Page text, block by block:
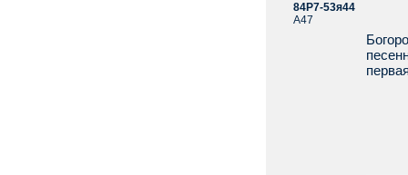
84Р7-53я44
А47